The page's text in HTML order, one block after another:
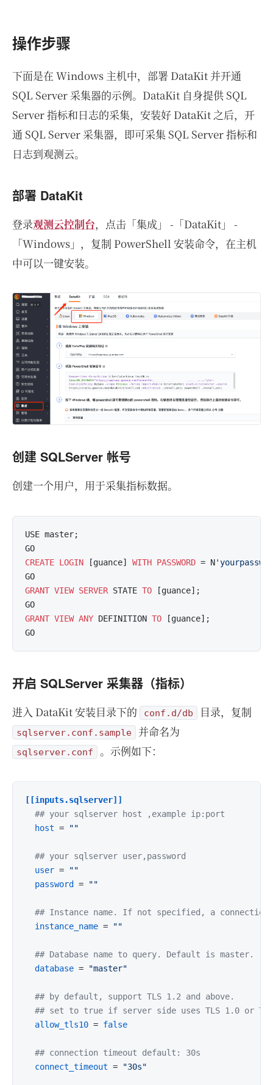
操作步骤
下面是在 Windows 主机中，部署 DataKit 并开通
SQL Server 采集器的示例。DataKit 自身提供 SQL
Server 指标和日志的采集，安装好 DataKit 之后，开
通 SQL Server 采集器，即可采集 SQL Server 指标和
日志到观测云。
部署 DataKit
登录观测云控制台，点击「集成」 -「DataKit」 -
「Windows」，复制 PowerShell 安装命令，在主机
中可以一键安装。
创建 SQLServer 帐号
创建一个用户，用于采集指标数据。
USE master;
CREATE LOGIN [guance] WITH PASSWORD = N
GRANT VIEW SERVER STATE TO [guance];
GRANT VIEW ANY DEFINITION TO [guance];
开启 SQLServer 采集器（指标）
进入 DataKit 安装目录下的 conf.d/db 目录，复制
sqlserver.conf.sample 并命名为
sqlserver.conf 。示例如下：
[[inputs.sqlserver]]
## your sqlserver host ,example ip:port
host = ""
## your sqlserver user,password
user =
""
password
= ""
## Instance name. If not specified, a
instance_name = ""
## Database name to query. Default is master.
database = "master"
## by default, support TLS 1.2 and above.
## set to true if server side uses TLS 1.0 or
allow_tls10 = false
## connection timeout default: 30s
connect_timeout = "30s"